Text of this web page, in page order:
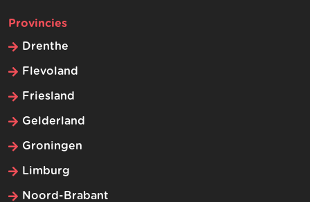
Provincies
Drenthe
Flevoland
Friesland
Gelderland
Groningen
Limburg
Noord-Brabant